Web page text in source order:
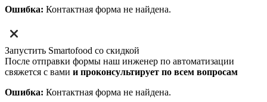
Ошибка: Контактная форма не найдена.
Запустить Smartofood со скидкой
После отправки формы наш инженер по автоматизации
свяжется с вами и проконсультирует по всем вопросам
Ошибка: Контактная форма не найдена.